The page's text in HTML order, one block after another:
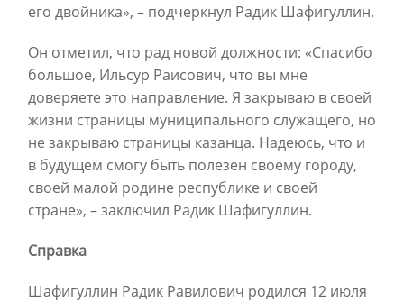
его двойника», – подчеркнул Радик Шафигуллин.
Он отметил, что рад новой должности: «Спасибо
большое, Ильсур Раисович, что вы мне
доверяете это направление. Я закрываю в своей
жизни страницы муниципального служащего, но
не закрываю страницы казанца. Надеюсь, что и
в будущем смогу быть полезен своему городу,
своей малой родине республике и своей
стране», – заключил Радик Шафигуллин.
Справка
Шафигуллин Радик Равилович родился 12 июля